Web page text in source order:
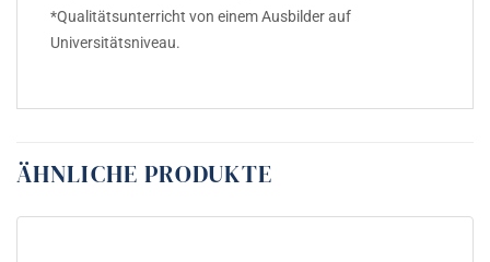
*Qualitätsunterricht von einem Ausbilder auf
Universitätsniveau.
ÄHNLICHE PRODUKTE